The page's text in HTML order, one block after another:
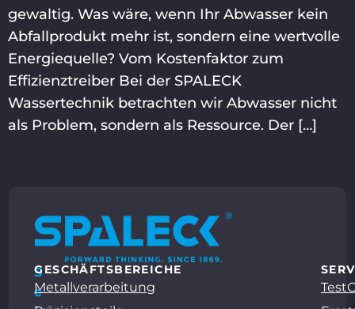
gewaltig. Was wäre, wenn Ihr Abwasser kein
Abfallprodukt mehr ist, sondern eine wertvolle
Energiequelle? Vom Kostenfaktor zum
Effizienztreiber Bei der SPALECK
Wassertechnik betrachten wir Abwasser nicht
als Problem, sondern als Ressource. Der […]
S
e
GESCHÄFTSBEREICHE
Metallverarbeitung